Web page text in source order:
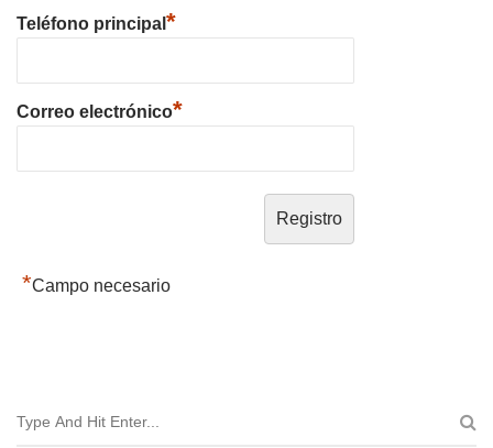
Teléfono principal *
Correo electrónico*
*Campo necesario